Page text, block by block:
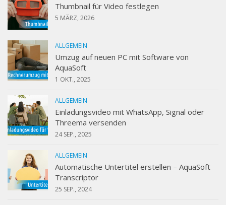
Thumbnail für Video festlegen
5 MÄRZ, 2026
ALLGEMEIN
Umzug auf neuen PC mit Software von
AquaSoft
1 OKT., 2025
ALLGEMEIN
Einladungsvideo mit WhatsApp, Signal oder
Threema versenden
24 SEP., 2025
ALLGEMEIN
Automatische Untertitel erstellen – AquaSoft
Transcriptor
25 SEP., 2024